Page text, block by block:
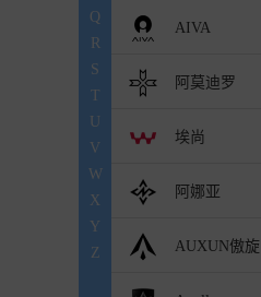
Q
R
S
T
U
V
W
X
Y
Z
AIVA
阿莫迪罗
埃尚
阿娜亚
AUXUN傲旋